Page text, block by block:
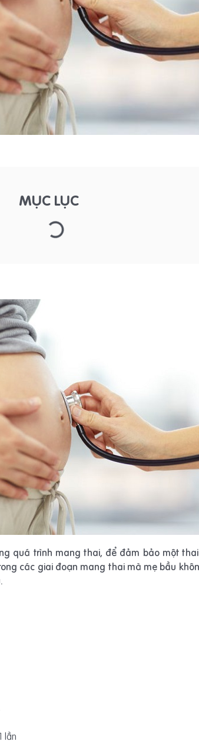
MỤC LỤC
quá trình mang thai, để đảm bảo một
các giai đoạn mang thai mà mẹ bầu
lần